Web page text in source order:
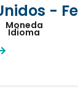
-
Moneda
Idioma